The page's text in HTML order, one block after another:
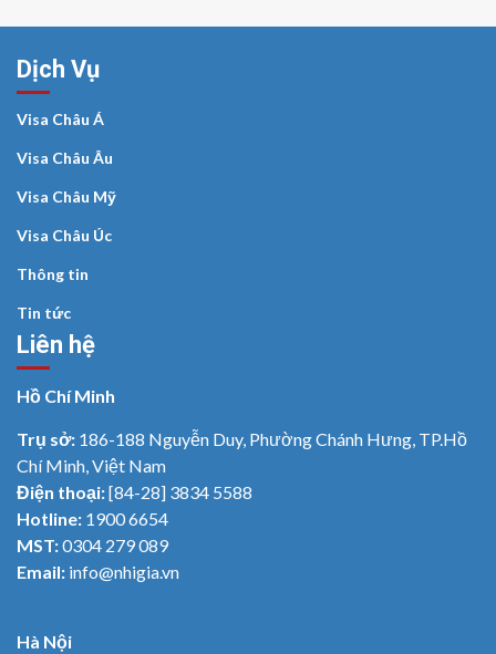
Dịch Vụ
Visa Châu Á
Visa Châu Âu
Visa Châu Mỹ
Visa Châu Úc
Thông tin
Tin tức
Liên hệ
Hồ Chí Minh
Trụ sở: 186-188 Nguyễn Duy, Phường Chánh Hưng, TP.Hồ
Chí Minh, Việt Nam
Điện thoại:[84-28] 3834 5588
Hotline: 1900 6654
MST:0304 279 089
Email: info@nhigia.vn
Hà Nội